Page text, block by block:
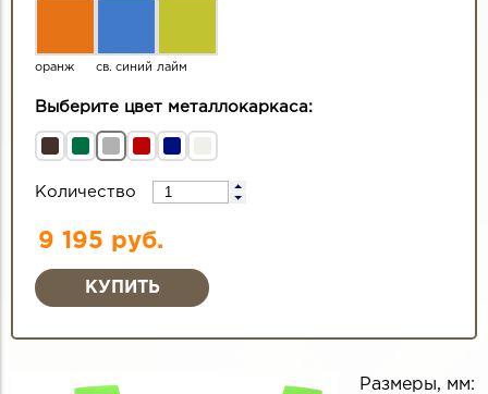
оранж св. синий лайм
Выберите цвет металлокаркаса:
Количество
9 195 руб.
Размеры, мм: